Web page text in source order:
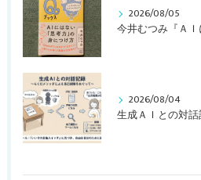
2026/08/05
2026/08/04